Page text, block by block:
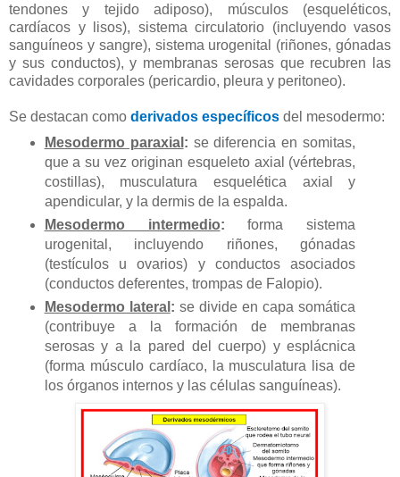
tendones y tejido adiposo), músculos (esqueléticos,
cardíacos y lisos), sistema circulatorio (incluyendo vasos
sanguíneos y sangre), sistema urogenital (riñones, gónadas
y sus conductos), y membranas serosas que recubren las
cavidades corporales (pericardio, pleura y peritoneo).
Se destacan como derivados específicos del mesodermo:
Mesodermo paraxial : se diferencia en somitas,
que a su vez originan esqueleto axial (vértebras,
costillas), musculatura esquelética axial y
apendicular, y la dermis de la espalda.
Mesodermo intermedio: forma sistema
urogenital, incluyendo riñones, gónadas
(testículos u ovarios) y conductos asociados
(conductos deferentes, trompas de Falopio).
Mesodermo lateral : se divide en capa somática
(contribuye a la formación de membranas
serosas y a la pared del cuerpo) y esplácnica
(forma músculo cardíaco, la musculatura lisa de
los órganos internos y las células sanguíneas).